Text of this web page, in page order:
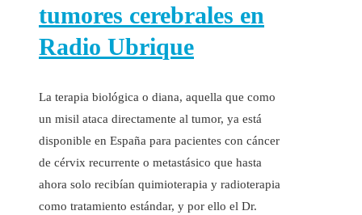
tumores cerebrales en
Radio Ubrique
La terapia biológica o diana, aquella que como
un misil ataca directamente al tumor, ya está
disponible en España para pacientes con cáncer
de cérvix recurrente o metastásico que hasta
ahora solo recibían quimioterapia y radioterapia
como tratamiento estándar, y por ello el Dr.